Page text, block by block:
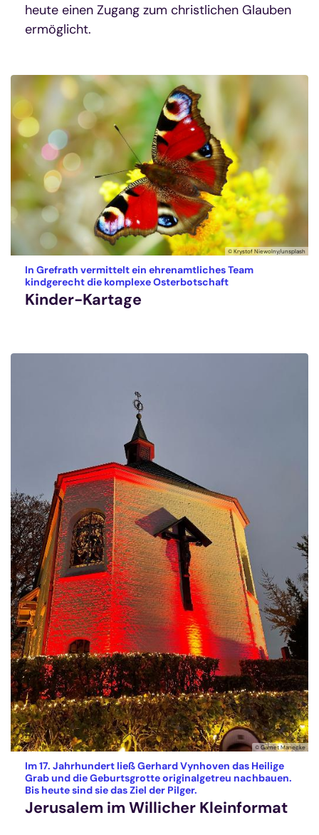
heute einen Zugang zum christlichen Glauben
ermöglicht.
© Krystof Niewolny/unsplash
In Grefrath vermittelt ein ehrenamtliches Team
kindgerecht die komplexe Osterbotschaft:
Kinder-Kartage
© Garnet Manecke
Im 17. Jahrhundert ließ Gerhard Vynhoven das Heilige
Grab und die Geburtsgrotte originalgetreu nachbauen.
Bis heute sind sie das Ziel der Pilger.
Jerusalem im Willicher Kleinformat